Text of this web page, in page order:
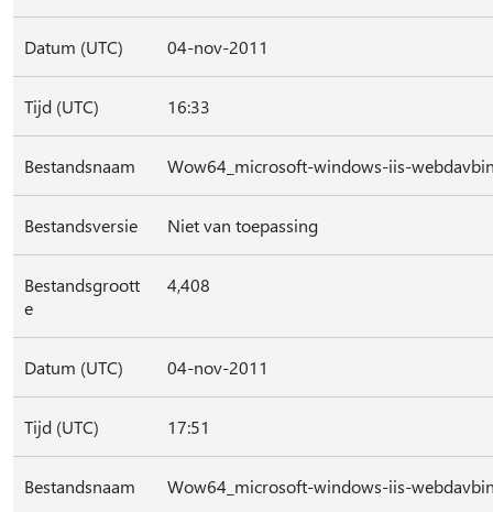
Datum (UTC) 04-nov-2011
Tijd (UTC) 16:33
Bestandsnaam Wow64_microsoft-windows-iis-
Bestandsversie Niet van toepassing
Bestandsgroott
e
4,408
Datum (UTC) 04-nov-2011
Tijd (UTC) 17:51
Bestandsnaam Wow64_microsoft-windows-iis-